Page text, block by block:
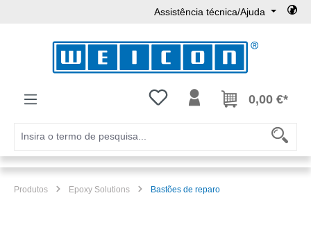
Assistência técnica/Ajuda
Tem 0 itens da lista de desejos
0,00 €*
Produtos Epoxy Solutions Bastões de reparo